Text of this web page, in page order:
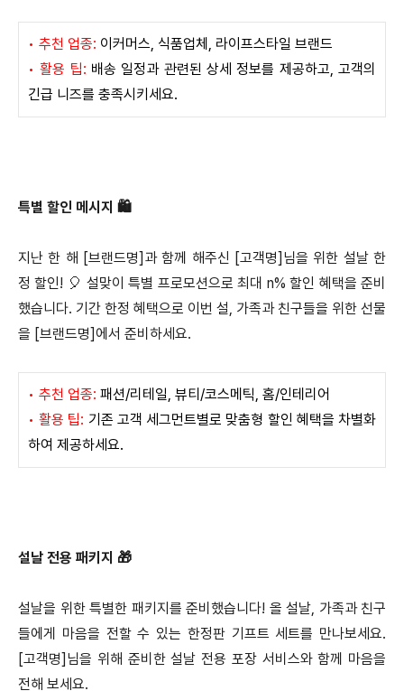
• 추천 업종: 이커머스, 식품업체, 라이프스타일 브랜드
• 활용 팁: 배송 일정과 관련된 상세 정보를 제공하고, 고객의
긴급 니즈를 충족시키세요.
특별 할인 메시지 🛍️
지난 한 해 [브랜드명]과 함께 해주신 [고객명]님을 위한 설날 한
정 할인! 🎈 설맞이 특별 프로모션으로 최대 n% 할인 혜택을 준비
했습니다. 기간 한정 혜택으로 이번 설, 가족과 친구들을 위한 선물
을 [브랜드명]에서 준비하세요.
• 추천 업종: 패션/리테일, 뷰티/코스메틱, 홈/인테리어
• 활용 팁: 기존 고객 세그먼트별로 맞춤형 할인 혜택을 차별화
하여 제공하세요.
설날 전용 패키지 🎁
설날을 위한 특별한 패키지를 준비했습니다! 올 설날, 가족과 친구
들에게 마음을 전할 수 있는 한정판 기프트 세트를 만나보세요.
[고객명]님을 위해 준비한 설날 전용 포장 서비스와 함께 마음을
전해 보세요.